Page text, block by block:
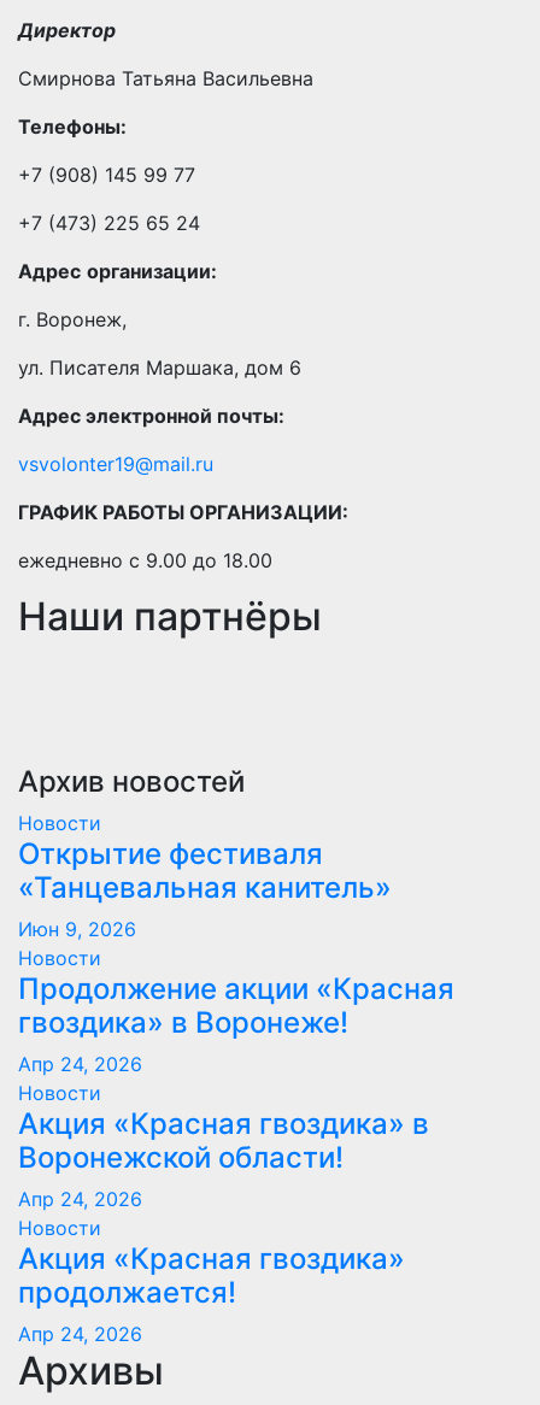
Директор
Смирнова Татьяна Васильевна
Телефоны:
+7 (908) 145 99 77
+7 (473) 225 65 24
Адрес организации:
г. Воронеж,
ул. Писателя Маршака, дом 6
Адрес электронной почты:
vsvolonter19@mail.ru
ГРАФИК РАБОТЫ ОРГАНИЗАЦИИ:
ежедневно с 9.00 до 18.00
Наши партнёры
Архив новостей
Новости
Открытие фестиваля
«Танцевальная канитель»
Июн 9, 2026
Новости
Продолжение акции «Красная
гвоздика» в Воронеже!
Апр 24, 2026
Новости
Акция «Красная гвоздика» в
Воронежской области!
Апр 24, 2026
Новости
Акция «Красная гвоздика»
продолжается!
Апр 24, 2026
Архивы